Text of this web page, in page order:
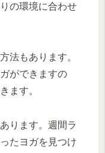
の環境に合わせ
法もあります。
ができますの
ます。
ります。週間ラ
たヨガを見つけ